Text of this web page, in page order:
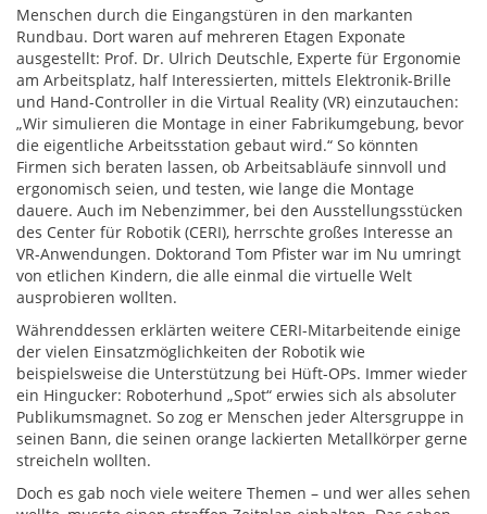
Menschen durch die Eingangstüren in den markanten
Rundbau. Dort waren auf mehreren Etagen Exponate
ausgestellt: Prof. Dr. Ulrich Deutschle, Experte für Ergonomie
am Arbeitsplatz, half Interessierten, mittels Elektronik-Brille
und Hand-Controller in die Virtual Reality (VR) einzutauchen:
„Wir simulieren die Montage in einer Fabrikumgebung, bevor
die eigentliche Arbeitsstation gebaut wird.“ So könnten
Firmen sich beraten lassen, ob Arbeitsabläufe sinnvoll und
ergonomisch seien, und testen, wie lange die Montage
dauere. Auch im Nebenzimmer, bei den Ausstellungsstücken
des Center für Robotik (CERI), herrschte großes Interesse an
VR-Anwendungen. Doktorand Tom Pfister war im Nu umringt
von etlichen Kindern, die alle einmal die virtuelle Welt
ausprobieren wollten.
Währenddessen erklärten weitere CERI-Mitarbeitende einige
der vielen Einsatzmöglichkeiten der Robotik wie
beispielsweise die Unterstützung bei Hüft-OPs. Immer wieder
ein Hingucker: Roboterhund „Spot“ erwies sich als absoluter
Publikumsmagnet. So zog er Menschen jeder Altersgruppe in
seinen Bann, die seinen orange lackierten Metallkörper gerne
streicheln wollten.
Doch es gab noch viele weitere Themen – und wer alles sehen